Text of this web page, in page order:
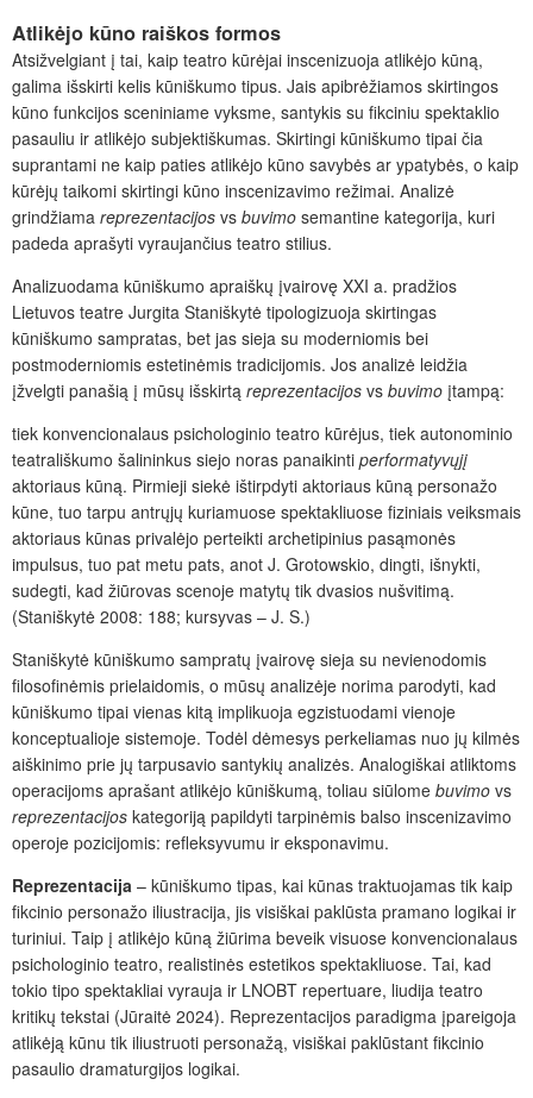
Atlikėjo kūno raiškos formos
Atsižvelgiant į tai, kaip teatro kūrėjai inscenizuoja atlikėjo kūną,
galima išskirti kelis kūniškumo tipus. Jais apibrėžiamos skirtingos
kūno funkcijos sceniniame vyksme, santykis su fikciniu spektaklio
pasauliu ir atlikėjo subjektiškumas. Skirtingi kūniškumo tipai čia
suprantami ne kaip paties atlikėjo kūno savybės ar ypatybės, o kaip
kūrėjų taikomi skirtingi kūno inscenizavimo režimai. Analizė
grindžiama reprezentacijos vs buvimo semantine kategorija, kuri
padeda aprašyti vyraujančius teatro stilius.
Analizuodama kūniškumo apraiškų įvairovę XXI a. pradžios
Lietuvos teatre Jurgita Staniškytė tipologizuoja skirtingas
kūniškumo sampratas, bet jas sieja su moderniomis bei
postmoderniomis estetinėmis tradicijomis. Jos analizė leidžia
įžvelgti panašią į mūsų išskirtą reprezentacijos vs buvimo įtampą:
tiek konvencionalaus psichologinio teatro kūrėjus, tiek autonominio
teatrališkumo šalininkus siejo noras panaikinti performatyvųjį
aktoriaus kūną. Pirmieji siekė ištirpdyti aktoriaus kūną personažo
kūne, tuo tarpu antrųjų kuriamuose spektakliuose fiziniais veiksmais
aktoriaus kūnas privalėjo perteikti archetipinius pasąmonės
impulsus, tuo pat metu pats, anot J. Grotowskio, dingti, išnykti,
sudegti, kad žiūrovas scenoje matytų tik dvasios nušvitimą.
(Staniškytė 2008: 188; kursyvas – J. S.)
Staniškytė kūniškumo sampratų įvairovę sieja su nevienodomis
filosofinėmis prielaidomis, o mūsų analizėje norima parodyti, kad
kūniškumo tipai vienas kitą implikuoja egzistuodami vienoje
konceptualioje sistemoje. Todėl dėmesys perkeliamas nuo jų kilmės
aiškinimo prie jų tarpusavio santykių analizės. Analogiškai atliktoms
operacijoms aprašant atlikėjo kūniškumą, toliau siūlome buvimo vs
reprezentacijos kategoriją papildyti tarpinėmis balso inscenizavimo
operoje pozicijomis: refleksyvumu ir eksponavimu.
Reprezentacija – kūniškumo tipas, kai kūnas traktuojamas tik kaip
fikcinio personažo iliustracija, jis visiškai paklūsta pramano logikai ir
turiniui. Taip į atlikėjo kūną žiūrima beveik visuose konvencionalaus
psichologinio teatro, realistinės estetikos spektakliuose. Tai, kad
tokio tipo spektakliai vyrauja ir LNOBT repertuare, liudija teatro
kritikų tekstai (Jūraitė 2024). Reprezentacijos paradigma įpareigoja
atlikėją kūnu tik iliustruoti personažą, visiškai paklūstant fikcinio
pasaulio dramaturgijos logikai.